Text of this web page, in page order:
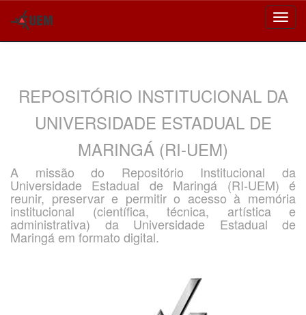
REPOSITÓRIO INSTITUCIONAL DA
UNIVERSIDADE ESTADUAL DE
MARINGÁ (RI-UEM)
A missão do Repositório Institucional da
Universidade Estadual de Maringá (RI-UEM) é
reunir, preservar e permitir o acesso à memória
institucional (científica, técnica, artística e
administrativa) da Universidade Estadual de
Maringá em formato digital.